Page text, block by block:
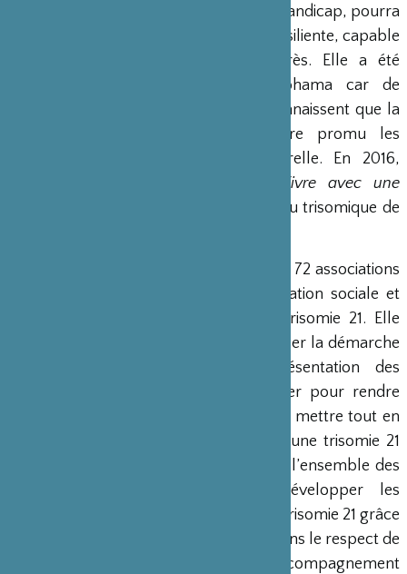
une société où chacun, avec ou sans handicap, pourra
s’affirmer et participer à une société résiliente, capable
de transformer l’adversité en progrès. Elle a été
nommée d’après la ville de Yokohama car de
nombreux membres y vivent et reconnaissent que la
ville de Yokohama a dans l’histoire promu les
échanges et la diversité multiculturelle. En 2016,
Vivre avec une
qui décrit la vie d’un individu trisomique de
est la fédération des 72 associations
qui œuvrent à la participation sociale et
citoyenne des personnes avec une trisomie 21. Elle
s’est donnée pour missions de : favoriser la démarche
d’auto-détermination et d’autoreprésentation des
personnes avec trisomie 21 ; travailler pour rendre
l’environnement inclusif et accessible ; mettre tout en
œuvre pour que les personnes avec une trisomie 21
accèdent et exercent, à liberté égale, l’ensemble des
droits liés à la citoyenneté ; développer les
potentialités de la personne avec une trisomie 21 grâce
à un accompagnement individualisé dans le respect de
son projet ; proposer des modes d’accompagnement